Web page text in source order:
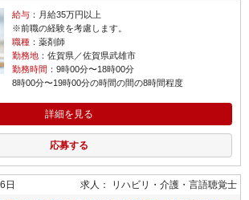
給与：月給35万円以上
※前職の経験を考慮します。
職種：薬剤師
勤務地：佐賀県／佐賀県武雄市
勤務時間 ：9時00分〜18時00分
8時00分〜19時00分の時間の間の8時間程度
詳細を見る
応募する
日 求人： リハビリ・介護
言語聴覚士